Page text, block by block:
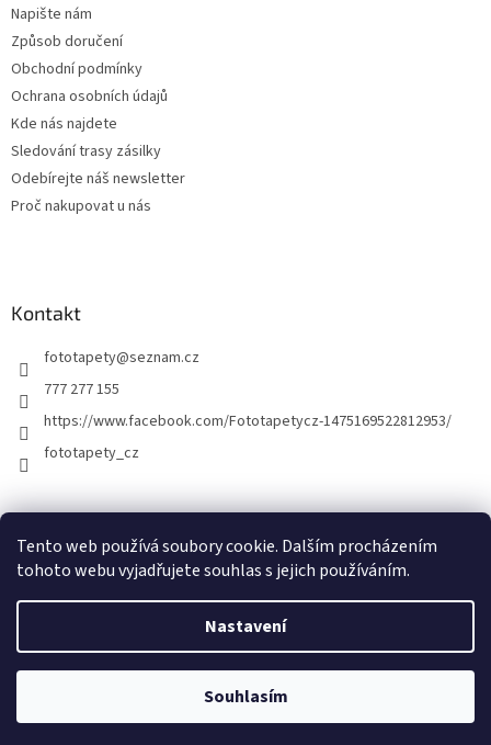
Tento web používá soubory cookie. Dalším procházením
tohoto webu vyjadřujete souhlas s jejich používáním.
Nastavení
Souhlasím
Napište nám
Způsob doručení
Obchodní podmínky
Ochrana osobních údajů
Kde nás najdete
Sledování trasy zásilky
Odebírejte náš newsletter
Proč nakupovat u nás
Kontakt
fototapety@seznam.cz
777 277 155
https://www.facebook.com/Fototapetycz-1475169522812953/
fototapety_cz
Vytvořil Shoptet
FOTOTAPETY.CZ. Všechna práva vyhrazena.